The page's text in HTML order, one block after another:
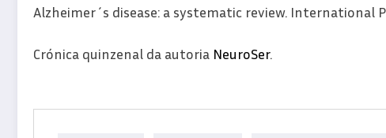
Alzheimer´s disease: a systematic review. International
Crónica quinzenal da autoria NeuroSer.